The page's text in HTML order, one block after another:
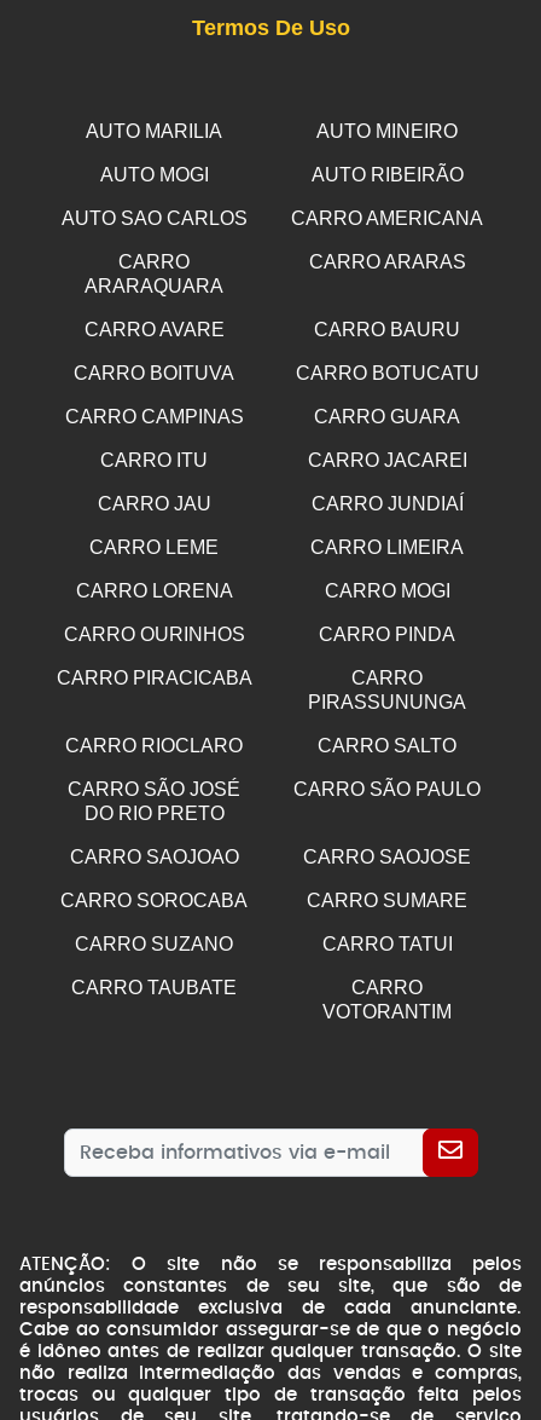
Termos De Uso
AUTO MARILIA AUTO MINEIRO
AUTO MOGI AUTO RIBEIRÃO
AUTO SAO CARLOS CARRO AMERICANA
CARRO
ARARAQUARA
CARRO ARARAS
CARRO AVARE CARRO BAURU
CARRO BOITUVA CARRO BOTUCATU
CARRO CAMPINAS CARRO GUARA
CARRO ITU CARRO JACAREI
CARRO JAU CARRO JUNDIAÍ
CARRO LEME CARRO LIMEIRA
CARRO LORENA CARRO MOGI
CARRO OURINHOS CARRO PINDA
CARRO PIRACICABA
CARRO
PIRASSUNUNGA
CARRO RIOCLARO CARRO SALTO
CARRO SÃO JOSÉ
DO RIO PRETO
CARRO SÃO PAULO
CARRO SAOJOAO CARRO SAOJOSE
CARRO SOROCABA CARRO SUMARE
CARRO SUZANO CARRO TATUI
CARRO TAUBATE
CARRO
VOTORANTIM
ATENÇÃO: O site não se responsabiliza pelos
anúncios constantes de seu site, que são de
responsabilidade exclusiva de cada anunciante.
Cabe ao consumidor assegurar-se de que o negócio
é idôneo antes de realizar qualquer transação. O site
não realiza intermediação das vendas e compras,
trocas ou qualquer tipo de transação feita pelos